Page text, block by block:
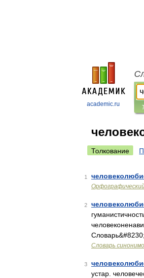
academic.ru
Толкование
1
2
Словарь
3
устар.